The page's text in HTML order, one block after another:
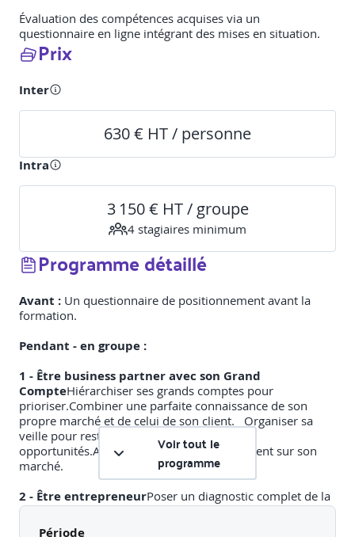
Évaluation des compétences acquises via un
questionnaire en ligne intégrant des mises en situation.
Prix
Inter
630 € HT / personne
Intra
3 150 € HT / groupe
4 stagiaires minimum
Programme détaillé
Avant : Un questionnaire de positionnement avant la
formation.
Pendant - en groupe :
1 - Être business partner avec son Grand
CompteHiérarchiser ses grands comptes pour
prioriser.Combiner une parfaite connaissance de son
propre marché et de celui de son client. Organiser sa
veille pour rester à l'affût et détecter des
opportunités.Apporter de la valeur à son client sur son
marché.
2 - Être entrepreneurPoser un diagnostic complet de la
collaboration.Construire une vision partagée du business
commun. Traduire la vision en actions : l'Account
Voir tout le
programme
Période